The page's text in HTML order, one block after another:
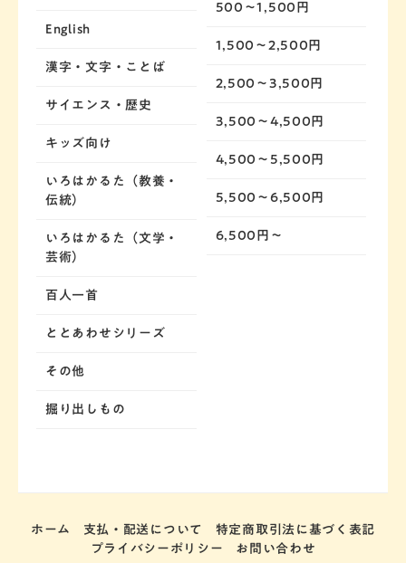
English
漢字・文字・ことば
サイエンス・歴史
キッズ向け
いろはかるた（教養・
伝統）
いろはかるた（文学・
芸術）
百人一首
ととあわせシリーズ
その他
掘り出しもの
500～1,500円
1,500～2,500円
2,500～3,500円
3,500～4,500円
4,500～5,500円
5,500～6,500円
6,500円～
ホーム 支払・配送について
特定商取引法に基づく表記
プライバシーポリシー
お問い合わせ